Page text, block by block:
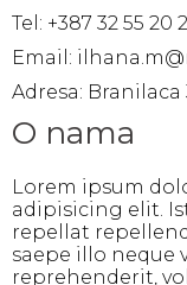
Tel: +387 32 55 20
Email:
Adresa: Branilaca
O nama
Lorem ipsum
adipisicing elit.
repellat
saepe illo neque
reprehenderit,